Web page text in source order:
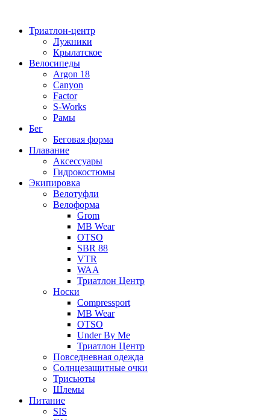
содержимому
Триатлон-центр
Лужники
Крылатское
Велосипеды
Argon 18
Canyon
Factor
S-Works
Рамы
Бег
Беговая форма
Плавание
Аксессуары
Гидрокостюмы
Экипировка
Велотуфли
Велоформа
Grom
MB Wear
OTSO
SBR 88
VTR
WAA
Триатлон Центр
Носки
Compressport
MB Wear
OTSO
Under By Me
Триатлон Центр
Повседневная одежда
Солнцезащитные очки
Трисьюты
Шлемы
Питание
SIS